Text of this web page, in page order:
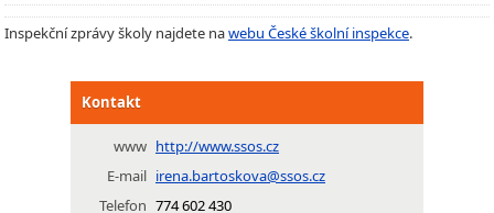
Inspekční zprávy školy najdete nawebu České školní inspekce.
Kontakt
www http://www.ssos.cz
E-mail irena.bartoskova@ssos.cz
Telefon 774 602 430